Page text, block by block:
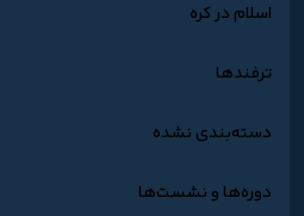
اسلام در کره
ترفندها
دسته‌بندی نشده
دوره‌ها و نشست‌ها